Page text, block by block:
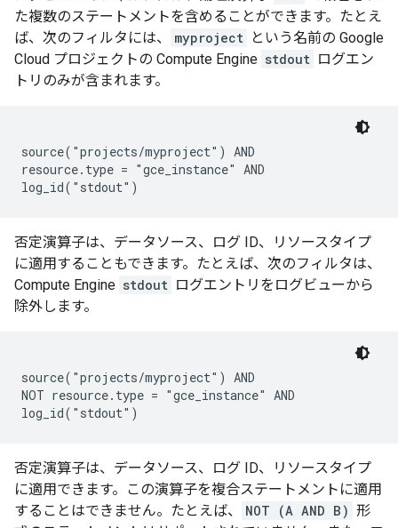
た複数のステートメントを含めることができます。たとえ
ば、次のフィルタには、
myproject という名前の Google
Cloud プロジェクトの Compute Engine stdout ログエン
トリのみが含まれます。
source("projects/myproject") AND
resource.type = "gce_instance" AND
否定演算子は、データソース、ログ ID、リソースタイプ
に適用することもできます。たとえば、次のフィルタは、
Compute Engine stdout ログエントリをログビューから
除外します。
source("projects/myproject") AND
NOT resource.type = "gce_instance" AND
否定演算子は、データソース、ログ ID、リソースタイプ
に適用できます。この演算子を複合ステートメントに適用
することはできません。たとえば、
NOT (A AND B) 形